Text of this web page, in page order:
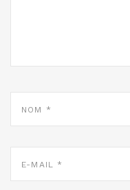
NOM
E-
MAIL